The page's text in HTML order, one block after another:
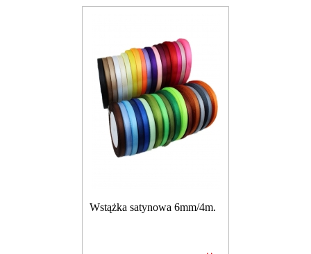
Wstążka satynowa 6mm/4m.